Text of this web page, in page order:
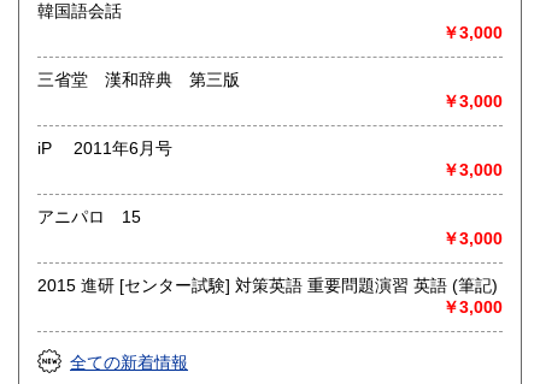
韓国語会話
￥3,000
三省堂 漢和辞典 第三版
￥3,000
iP 2011年6月号
￥3,000
アニパロ 15
￥3,000
2015 進研 [センター試験] 対策英語 重要問題演習 英語 (筆記)
￥3,000
全ての新着情報